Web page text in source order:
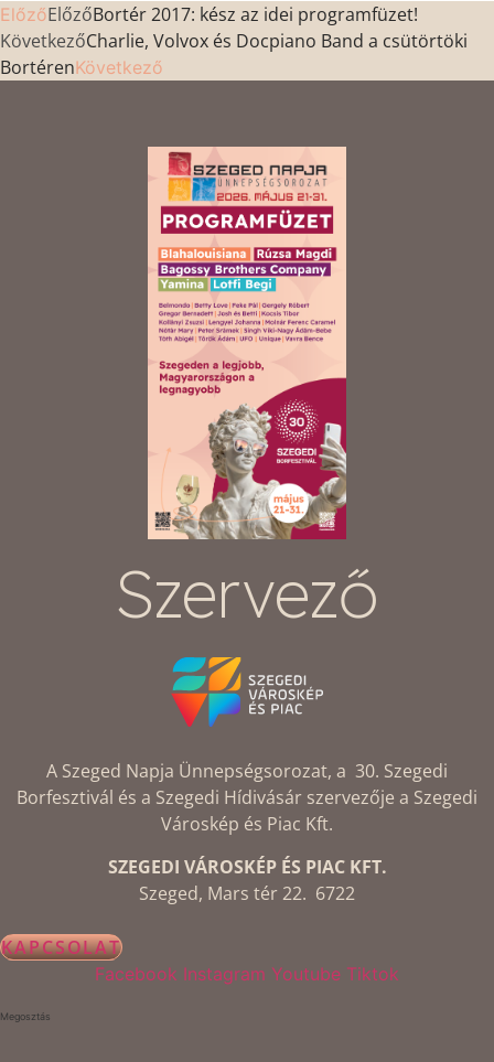
ElőzőElőzőBortér 2017: kész az idei programfüzet!
KövetkezőCharlie, Volvox és Docpiano Band a csütörtöki
BortérenKövetkező
Szervező
A Szeged Napja Ünnepségsorozat, a 30. Szegedi
Borfesztivál és a Szegedi Hídivásár szervezője a Szegedi
Városkép és Piac Kft.
SZEGEDI VÁROSKÉP ÉS PIAC KFT.
Szeged, Mars tér 22. 6722
KAPCSOLAT
Facebook Instagram Youtube Tiktok
Megosztás